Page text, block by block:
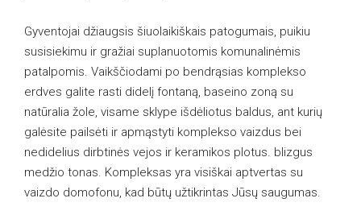
Gyventojai džiaugsis šiuolaikiškais patogumais, puikiu
susisiekimu ir gražiai suplanuotomis komunalinėmis
patalpomis. Vaikščiodami po bendrąsias komplekso
erdves galite rasti didelį fontaną, baseino zoną su
natūralia žole, visame sklype išdėliotus baldus, ant kurių
galėsite pailsėti ir apmąstyti komplekso vaizdus bei
nedidelius dirbtinės vejos ir keramikos plotus. blizgus
medžio tonas. Kompleksas yra visiškai aptvertas su
vaizdo domofonu, kad būtų užtikrintas Jūsų saugumas.